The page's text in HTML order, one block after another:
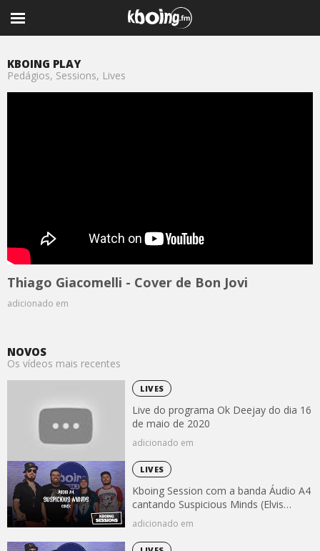
KBOING PLAY
Pedágios, Sessions, Lives
Thiago Giacomelli - Cover de Bon Jovi
adicionado em
NOVOS
Os vídeos mais recentes
LIVES
Live do programa Ok Deejay do dia 16
de maio de 2020
adicionado em
LIVES
Kboing Session com a banda Áudio A4
cantando Suspicious Minds (Elvis
Presley)
adicionado em